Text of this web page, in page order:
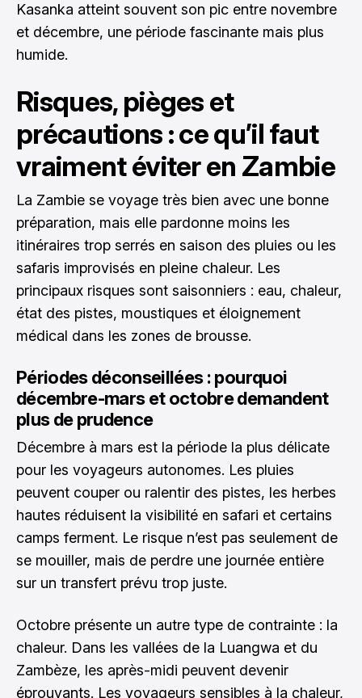
Kasanka atteint souvent son pic entre novembre
et décembre, une période fascinante mais plus
humide.
Risques, pièges et
précautions : ce qu’il faut
vraiment éviter en Zambie
La Zambie se voyage très bien avec une bonne
préparation, mais elle pardonne moins les
itinéraires trop serrés en saison des pluies ou les
safaris improvisés en pleine chaleur. Les
principaux risques sont saisonniers : eau, chaleur,
état des pistes, moustiques et éloignement
médical dans les zones de brousse.
Périodes déconseillées : pourquoi
décembre-mars et octobre demandent
plus de prudence
Décembre à mars est la période la plus délicate
pour les voyageurs autonomes. Les pluies
peuvent couper ou ralentir des pistes, les herbes
hautes réduisent la visibilité en safari et certains
camps ferment. Le risque n’est pas seulement de
se mouiller, mais de perdre une journée entière
sur un transfert prévu trop juste.
Octobre présente un autre type de contrainte : la
chaleur. Dans les vallées de la Luangwa et du
Zambèze, les après-midi peuvent devenir
éprouvants. Les voyageurs sensibles à la chaleur,